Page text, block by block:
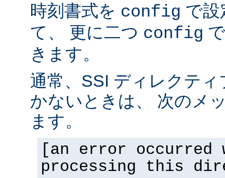
時刻書式を config で設
て、 更に二つ config
きます。
通常、SSI ディレクテ
かないときは、 次のメ
ます。
[an error occurred
processing this